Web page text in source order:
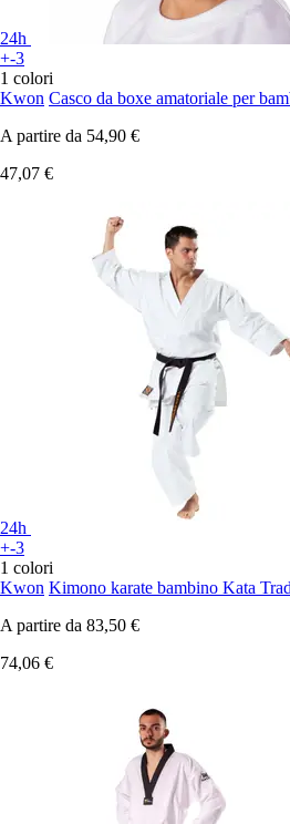
24h
+-3
1 colori
Kwon Casco da boxe amatoriale per
A partire da 54,90 €
47,07 €
24h
+-3
1 colori
Kwon Kimono karate bambino Kata
A partire da 83,50 €
74,06 €